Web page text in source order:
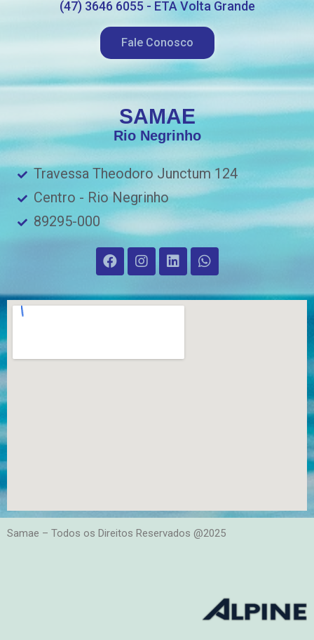
(47) 3646 6055 - ETA Volta Grande
Fale Conosco
SAMAE
Rio Negrinho
Travessa Theodoro Junctum 124
Centro - Rio Negrinho
89295-000
Samae – Todos os Direitos Reservados @2025